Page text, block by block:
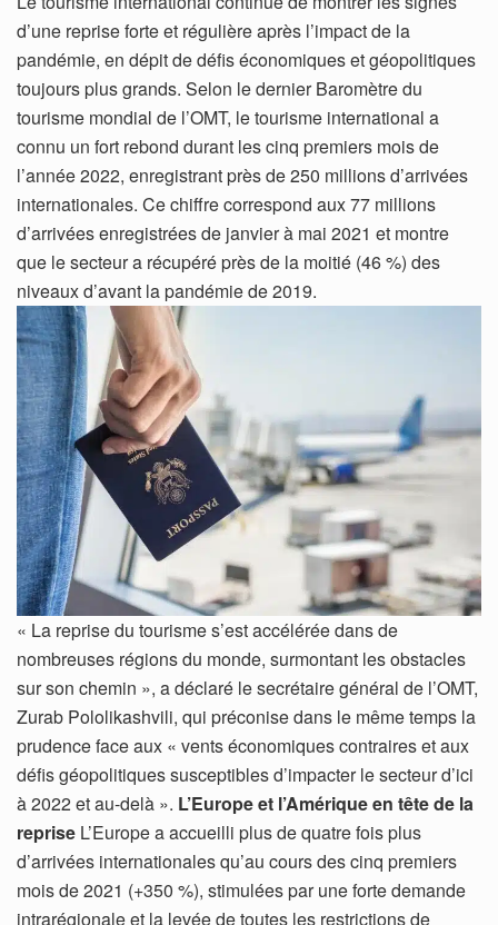
d’une reprise forte et régulière après l’impact de la
pandémie, en dépit de défis économiques et géopolitiques
toujours plus grands. Selon le dernier Baromètre du
tourisme mondial de l’OMT, le tourisme international a
connu un fort rebond durant les cinq premiers mois de
l’année 2022, enregistrant près de 250 millions d’arrivées
internationales. Ce chiffre correspond aux 77 millions
d’arrivées enregistrées de janvier à mai 2021 et montre
que le secteur a récupéré près de la moitié (46 %) des
niveaux d’avant la pandémie de 2019.
« La reprise du tourisme s’est accélérée dans de
nombreuses régions du monde, surmontant les obstacles
sur son chemin », a déclaré le secrétaire général de l’OMT,
Zurab Pololikashvili, qui préconise dans le même temps la
prudence face aux « vents économiques contraires et aux
défis géopolitiques susceptibles d’impacter le secteur d’ici
à 2022 et au-delà ». L’Europe et l’Amérique en tête de la
reprise L’Europe a accueilli plus de quatre fois plus
d’arrivées internationales qu’au cours des cinq premiers
mois de 2021 (+350 %), stimulées par une forte demande
intrarégionale et la levée de toutes les restrictions de